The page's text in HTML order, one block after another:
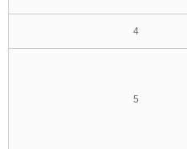
4
5